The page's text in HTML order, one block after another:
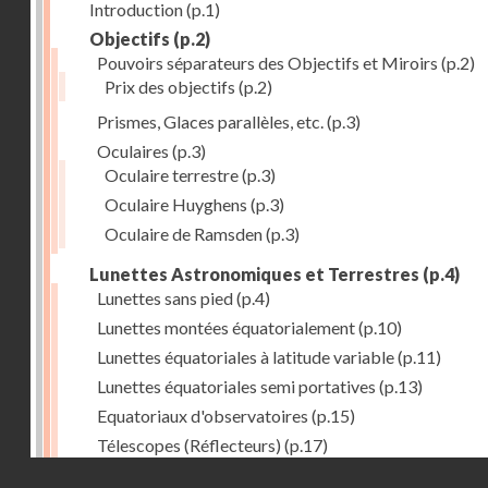
Introduction(p.1)
Objectifs (p.2)
Pouvoirs séparateurs des Objectifs et Miroirs (p.2)
Prix des objectifs (p.2)
Prismes, Glaces parallèles, etc. (p.3)
Oculaires (p.3)
Oculaire terrestre(p.3)
Oculaire Huyghens (p.3)
Oculaire de Ramsden(p.3)
Lunettes Astronomiques et Terrestres (p.4)
Lunettes sans pied(p.4)
Lunettes montées équatorialement(p.10)
Lunettes équatoriales à latitude variable(p.11)
Lunettes équatoriales semi portatives (p.13)
Equatoriaux d'observatoires (p.15)
Télescopes (Réflecteurs) (p.17)